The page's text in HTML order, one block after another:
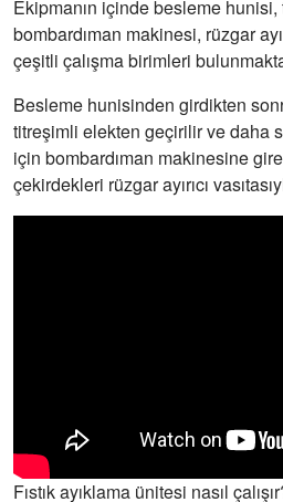
Ekipmanın içinde besleme
bombardıman makinesi, rüzgar
çeşitli çalışma birimleri
Besleme hunisinden girdikten
titreşimli elekten geçirilir ve daha
için bombardıman makinesine
çekirdekleri rüzgar ayırıcı
Fıstık ayıklama ünitesi nasıl